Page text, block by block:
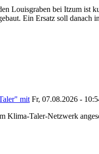
Louisgraben bei Itzum ist
Ein Ersatz soll
mit Fr, 07.08.2026 -
Klima-Taler-Netzwerk